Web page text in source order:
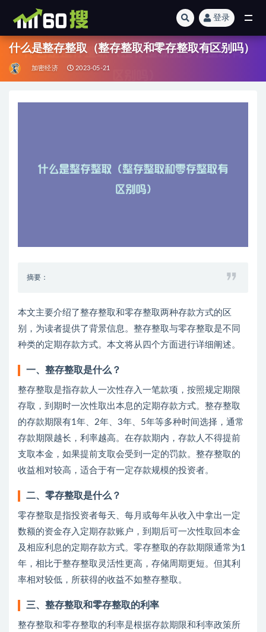
登录
什么是整存整取（整存整取和零存整取有区别吗）
加密经济 2023-05-21
摘要：
本文主要介绍了整存整取和零存整取两种存款方式的区
别，为读者提供了背景信息。整存整取与零存整取是不同
种类的定期存款方式。本文将从四个方面进行详细阐述。
一、整存整取是什么？
整存整取是指存款人一次性存入一笔款项，按照规定期限
存取，到期时一次性取出本息的定期存款方式。整存整取
的存款期限有1年、2年、3年、5年等多种时间选择，通常
存款期限越长，利率越高。在存款期内，存款人不得提前
支取本金，如果提前支取会受到一定的罚款。整存整取的
收益相对较高，适合于有一定存款规模的投资者。
二、零存整取是什么？
零存整取是指投资者每天、每月或每年从收入中拿出一定
数额的资金存入定期存款账户，到期后可一次性取回本金
及相应利息的定期存款方式。零存整取的存款期限通常为1
年，相比于整存整取灵活性更高，存储周期更短。但其利
率相对较低，所获得的收益不如整存整取。
三、整存整取和零存整取的利率
整存整取和零存整取的利率是根据存款期限和利率政策所